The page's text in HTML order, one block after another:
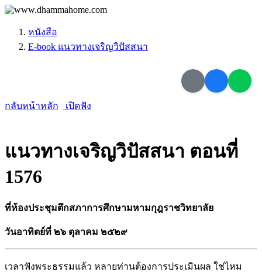
หนังสือ
E-book แนวทางเจริญวิปัสสนา
กลับหน้าหลัก เปิดฟัง
แนวทางเจริญวิปัสสนา ตอนที่
1576
ที่ห้องประชุมตึกสภาการศึกษามหามกุฎราชวิทยาลัย
วันอาทิตย์ที่ ๒๖ ตุลาคม ๒๕๒๙
เวลาฟังพระธรรมแล้ว หลายท่านต้องการประเมินผล ใช่ไหม